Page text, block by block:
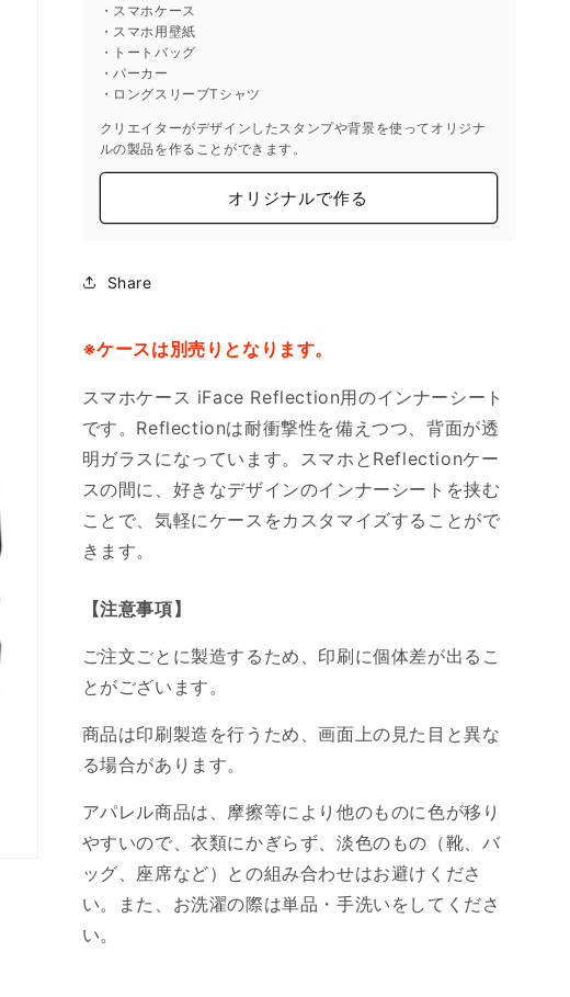
・スマホケース
・スマホ用壁紙
・トートバッグ
・パーカー
・ロングスリーブTシャツ
クリエイターがデザインしたスタンプや背景を使ってオリジナ
ルの製品を作ることができます。
オリジナルで作る
Share
※ケースは別売りとなります。
スマホケース iFace Reflection用のインナーシート
です。Reflectionは耐衝撃性を備えつつ、背面が透
明ガラスになっています。スマホとReflectionケー
スの間に、好きなデザインのインナーシートを挟む
ことで、気軽にケースをカスタマイズすることがで
きます。
【注意事項】
ご注文ごとに製造するため、印刷に個体差が出るこ
とがございます。
商品は印刷製造を行うため、画面上の見た目と異な
る場合があります。
アパレル商品は、摩擦等により他のものに色が移り
やすいので、衣類にかぎらず、淡色のもの（靴、バ
ッグ、座席など）との組み合わせはお避けくださ
い。また、お洗濯の際は単品・手洗いをしてくださ
い。